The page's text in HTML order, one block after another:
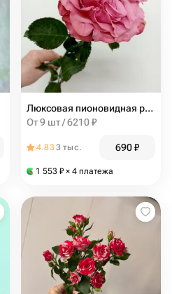
Люксовая пионовидная роза Кантри блюз
От 9 шт / 6210 ₽
4.833 тыс. 690₽
1 553 ₽ × 4 платежа